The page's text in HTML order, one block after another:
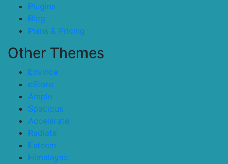
Plugins
Blog
Plans & Pricing
Other Themes
Envince
eStore
Ample
Spacious
Accelerate
Radiate
Esteem
Himalayas